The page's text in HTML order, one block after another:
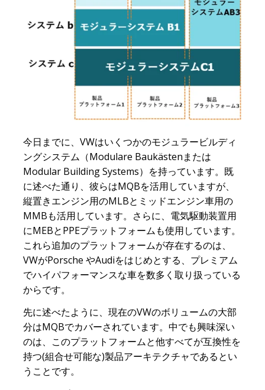
今日までに、VWはいくつかのモジュラービルディ
ングシステム（Modulare Baukästenまたは
Modular Building Systems）を持っています。既
に述べた通り、彼らはMQBを活用していますが、
縦置きエンジン用のMLBとミッドエンジン車用の
MMBも活用しています。さらに、電気駆動装置用
にMEBとPPEプラットフォームも使用しています。
これら追加のプラットフォームが存在するのは、
VWがPorsche やAudiをはじめとする、プレミアム
でハイパフォーマンスな車を数多く取り扱っている
からです。
先に述べたように、現在のVWのボリュームの大部
分はMQBでカバーされています。中でも興味深い
のは、このプラットフォームと他すべてが互換性を
持つ(組合せ可能な)製品アーキテクチャであるとい
うことです。